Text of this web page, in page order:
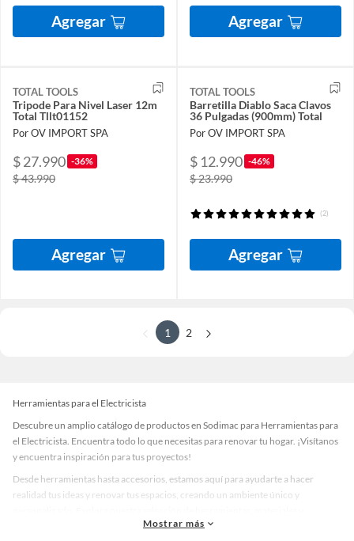
Agregar Agregar
TOTAL TOOLS
Tripode Para Nivel Laser 12m
Total Tllt01152
Por OV IMPORT SPA
$ 27.990 -36%
$ 43.990
Agregar
TOTAL TOOLS
Barretilla Diablo Saca Clavos
36 Pulgadas (900mm) Total
Por OV IMPORT SPA
$ 12.990 -46%
$ 23.990
(2)
Agregar
1 2
Herramientas para el Electricista
Descubre un amplio catálogo de productos en Sodimac para Herramientas para
el Electricista. Encuentra todo lo que necesitas para renovar tu hogar. ¡Visítanos
y encuentra inspiración para tus proyectos!
Desde herramientas hasta accesorios, estamos aquí para ayudarte a hacer
realidad tus ideas y renovar tus espacios, creando un ambiente único y
accesorios de calidad que te ayudarán a crear un espacio más tú.
Mostrar más